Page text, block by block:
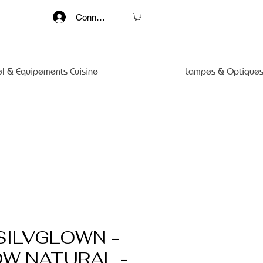
Connexion
& Equipements Cuisine Lampes &
-